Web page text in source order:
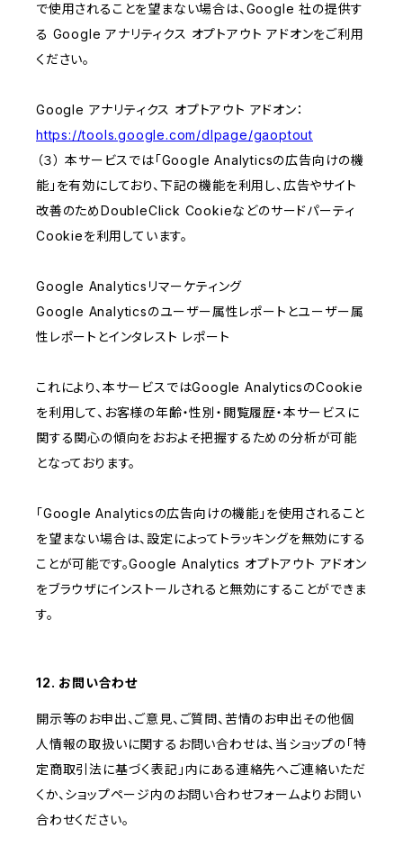
で使用されることを望まない場合は、Google 社の提供す
る Google アナリティクス オプトアウト アドオンをご利用
ください。
Google アナリティクス オプトアウト アドオン：
https://tools.google.com/dlpage/gaoptout
（３） 本サービスでは「Google Analyticsの広告向けの機
能」を有効にしており、下記の機能を利用し、広告やサイト
改善のためDoubleClick Cookieなどのサードパーティ
Cookieを利用しています。
Google Analyticsリマーケティング
Google Analyticsのユーザー属性レポートとユーザー属
性レポートとインタレスト レポート
これにより、本サービスではGoogle AnalyticsのCookie
を利用して、お客様の年齢・性別・閲覧履歴・本サービスに
関する関心の傾向をおおよそ把握するための分析が可能
となっております。
「Google Analyticsの広告向けの機能」を使用されること
を望まない場合は、設定によってトラッキングを無効にする
ことが可能です。Google Analytics オプトアウト アドオン
をブラウザにインストールされると無効にすることができま
す。
12. お問い合わせ
開示等のお申出、ご意見、ご質問、苦情のお申出その他個
人情報の取扱いに関するお問い合わせは、当ショップの「特
定商取引法に基づく表記」内にある連絡先へご連絡いただ
くか、ショップページ内のお問い合わせフォームよりお問い
合わせください。